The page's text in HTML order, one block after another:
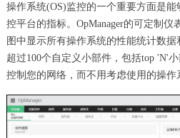
操作系统(OS)监控的一个重要方面是
控平台的指标。OpManager的可定制
图中显示所有操作系统的性能统计数据
超过100个自定义小部件，包括top 'N'
控制您的网络，而不用考虑使用的操作